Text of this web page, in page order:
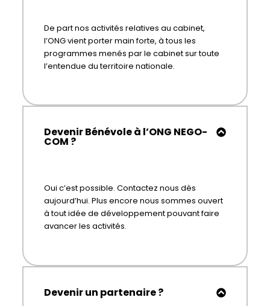
De part nos activités relatives au cabinet,
l’ONG vient porter main forte, à tous les
programmes menés par le cabinet sur toute
l’entendue du territoire nationale.
Devenir Bénévole à l’ONG NEGO-
COM ?
Oui c’est possible. Contactez nous dès
aujourd’hui. Plus encore nous sommes ouvert
à tout idée de développement pouvant faire
avancer les activités.
Devenir un partenaire ?